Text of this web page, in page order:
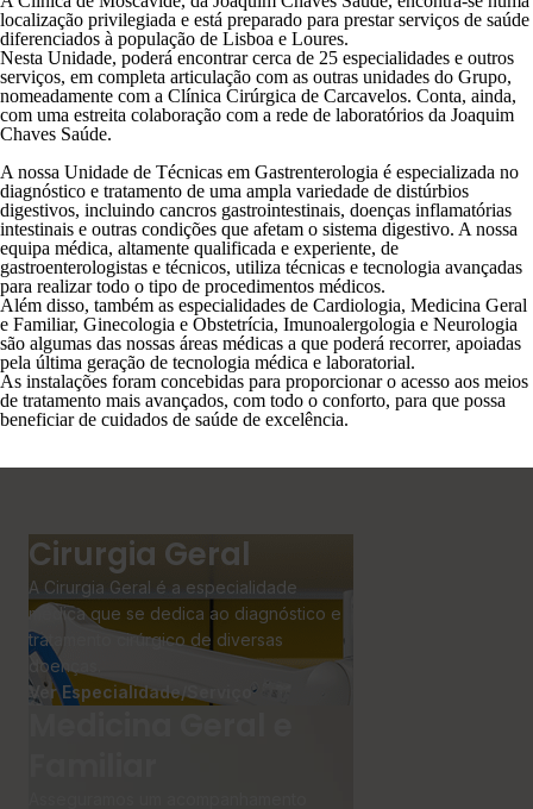
localização privilegiada e está preparado para prestar serviços de saúde
diferenciados à população de Lisboa e Loures.
Nesta Unidade, poderá encontrar cerca de 25 especialidades e outros
serviços, em completa articulação com as outras unidades do Grupo,
nomeadamente com a Clínica Cirúrgica de Carcavelos. Conta, ainda,
com uma estreita colaboração com a rede de laboratórios da Joaquim
Chaves Saúde.
A nossa Unidade de Técnicas em Gastrenterologia é especializada no
diagnóstico e tratamento de uma ampla variedade de distúrbios
digestivos, incluindo cancros gastrointestinais, doenças inflamatórias
intestinais e outras condições que afetam o sistema digestivo. A nossa
equipa médica, altamente qualificada e experiente, de
gastroenterologistas e técnicos, utiliza técnicas e tecnologia avançadas
para realizar todo o tipo de procedimentos médicos.
Além disso, também as especialidades de Cardiologia, Medicina Geral
e Familiar, Ginecologia e Obstetrícia, Imunoalergologia e Neurologia
são algumas das nossas áreas médicas a que poderá recorrer, apoiadas
pela última geração de tecnologia médica e laboratorial.
As instalações foram concebidas para proporcionar o acesso aos meios
de tratamento mais avançados, com todo o conforto, para que possa
beneficiar de cuidados de saúde de excelência.
Cirurgia Geral
A Cirurgia Geral é a especialidade
médica que se dedica ao diagnóstico e
tratamento cirúrgico de diversas
doenças.
Ver Especialidade/Serviço